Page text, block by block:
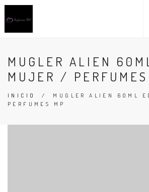
MUGLER ALIEN
MUJER /
INICIO / MUGLER ALIEN 60ML
PERFUMES MP